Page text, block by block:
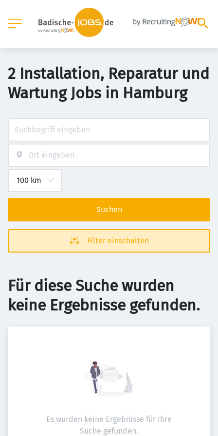
2 Installation, Reparatur und
Wartung Jobs in Hamburg
Suchen
Filter einschalten
Für diese Suche wurden
keine Ergebnisse gefunden.
Es wurden keine Ergebnisse für Ihre
Suche gefunden.